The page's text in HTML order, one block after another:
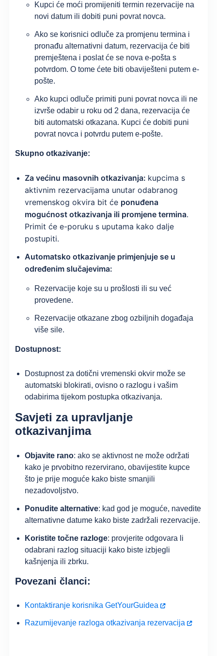
Kupci će moći promijeniti termin rezervacije na
novi datum ili dobiti puni povrat novca.
Ako se korisnici odluče za promjenu termina i
pronađu alternativni datum, rezervacija će biti
premještena i poslat će se nova e-pošta s
potvrdom. O tome ćete biti obaviješteni putem e-
pošte.
Ako kupci odluče primiti puni povrat novca ili ne
izvrše odabir u roku od 2 dana, rezervacija će
biti automatski otkazana. Kupci će dobiti puni
povrat novca i potvrdu putem e-pošte.
Skupno otkazivanje:
Za većinu masovnih otkazivanja: kupcima s
aktivnim rezervacijama unutar odabranog
vremenskog okvira bit će ponuđena
mogućnost otkazivanja ili promjene termina.
Primit će e-poruku s uputama kako dalje
postupiti.
Automatsko otkazivanje primjenjuje se u
određenim slučajevima:
Rezervacije koje su u prošlosti ili su već
provedene.
Rezervacije otkazane zbog ozbiljnih događaja
više sile.
Dostupnost:
Dostupnost za dotični vremenski okvir može se
automatski blokirati, ovisno o razlogu i vašim
odabirima tijekom postupka otkazivanja.
Savjeti za upravljanje
otkazivanjima
Objavite rano: ako se aktivnost ne može održati
kako je prvobitno rezervirano, obavijestite kupce
što je prije moguće kako biste smanjili
nezadovoljstvo.
Ponudite alternative: kad god je moguće, navedite
alternativne datume kako biste zadržali rezervacije.
Koristite točne razloge: provjerite odgovara li
odabrani razlog situaciji kako biste izbjegli
kašnjenja ili zbrku.
Povezani članci:
Kontaktiranje korisnika GetYourGuidea
Razumijevanje razloga otkazivanja rezervacija